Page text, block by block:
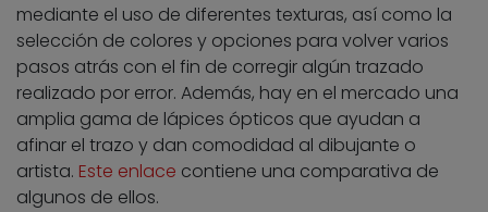
mediante el uso de diferentes texturas, así como la
selección de colores y opciones para volver varios
pasos atrás con el fin de corregir algún trazado
realizado por error. Además, hay en el mercado una
amplia gama de lápices ópticos que ayudan a
afinar el trazo y dan comodidad al dibujante o
artista. Este enlace contiene una comparativa de
algunos de ellos.